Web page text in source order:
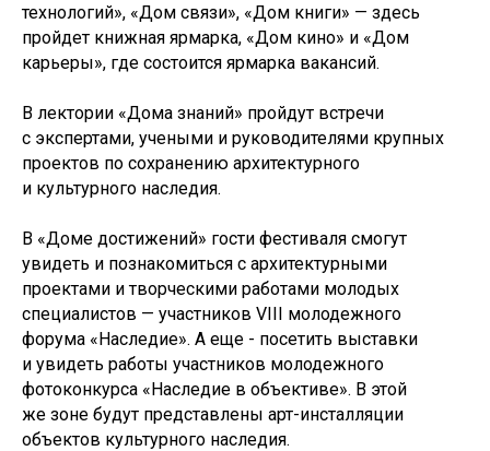
технологий», «Дом связи», «Дом книги» — здесь
пройдет книжная ярмарка, «Дом кино» и «Дом
карьеры», где состоится ярмарка вакансий.
В лектории «Дома знаний» пройдут встречи
с экспертами, учеными и руководителями крупных
проектов по сохранению архитектурного
и культурного наследия.
В «Доме достижений» гости фестиваля смогут
увидеть и познакомиться с архитектурными
проектами и творческими работами молодых
специалистов — участников VIII молодежного
форума «Наследие». А еще - посетить выставки
и увидеть работы участников молодежного
фотоконкурса «Наследие в объективе». В этой
же зоне будут представлены арт-инсталляции
объектов культурного наследия.